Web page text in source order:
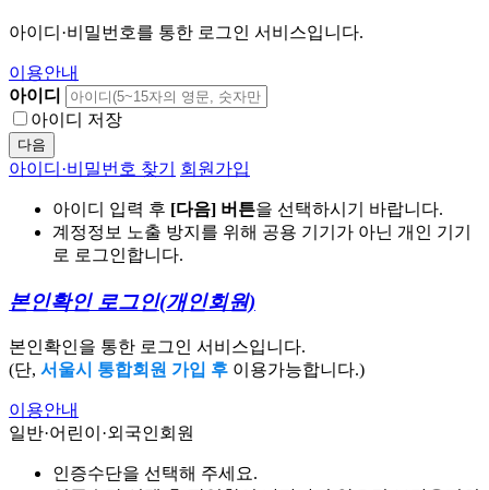
아이디·비밀번호를 통한 로그인 서비스입니다.
이용안내
아이디
아이디 저장
다음
아이디·비밀번호 찾기 회원가입
아이디 입력 후 [다음] 버튼을 선택하시기 바랍니다.
계정정보 노출 방지를 위해 공용 기기가 아닌 개인 기기
로 로그인합니다.
본인확인 로그인(개인회원)
본인확인을 통한 로그인 서비스입니다.
(단, 서울시 통합회원 가입 후 이용가능합니다.)
이용안내
일반·어린이·외국인회원
인증수단을 선택해 주세요.